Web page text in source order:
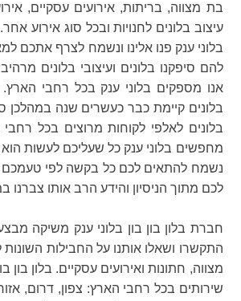
בת מצווה, בריתות, אירועים עסקיים,
עיצוב בלונים לחנויות ובכל סוג אירוע
בלוני ענק פנו אלינו ונשמח לצרף אתכם
להם סיפקנו בלונים ועיצובי בלונים
אנו מספקים בלוני ענק בכל רחבי הארץ.
בלונים קיימת כבר כעשרים שנה במהלכן
בלונים לאלפי לקוחות מרוצים בכל
מחפשים בלוני ענק כל שעליכם לעשות הוא
נשמח להתאים לכם כל בקשה לפי טעמכם
לכם מתוך הניסיון והידע הרב אותו
חברת בלון בון בון בלוני ענק משיקה
התקשרו ושאלו אותנו על החבילות
מצווה, חתונות ואירועים עסקיים. בלון בון
שירותים בכל רחבי הארץ: צפון, דרום,